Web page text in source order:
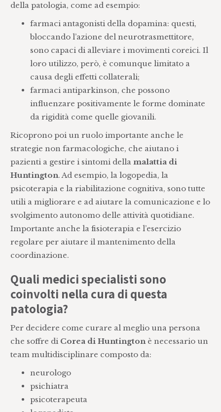
della patologia, come ad esempio:
farmaci antagonisti della dopamina: questi,
bloccando l’azione del neurotrasmettitore,
sono capaci di alleviare i movimenti coreici. Il
loro utilizzo, però, è comunque limitato a
causa degli effetti collaterali;
farmaci antiparkinson, che possono
influenzare positivamente le forme dominate
da rigidità come quelle giovanili.
Ricoprono poi un ruolo importante anche le
strategie non farmacologiche, che aiutano i
pazienti a gestire i sintomi dellamalattia di
Huntington. Ad esempio, la logopedia, la
psicoterapia e la riabilitazione cognitiva, sono tutte
utili a migliorare e ad aiutare la comunicazione e lo
svolgimento autonomo delle attività quotidiane.
Importante anche la fisioterapia e l’esercizio
regolare per aiutare il mantenimento della
coordinazione.
Quali medici specialisti sono
coinvolti nella cura di questa
patologia?
Per decidere come curare al meglio una persona
che soffre di Corea di Huntingtonè necessario un
team multidisciplinare composto da:
neurologo
psichiatra
psicoterapeuta